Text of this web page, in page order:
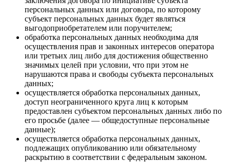
персональных данных или договора, по которому
субъект персональных данных будет являться
выгодоприобретателем или поручителем;
обработка персональных данных необходима для
осуществления прав и законных интересов оператора
или третьих лиц либо для достижения общественно
значимых целей при условии, что при этом не
нарушаются права и свободы субъекта персональных
данных;
осуществляется обработка персональных данных,
доступ неограниченного круга лиц к которым
предоставлен субъектом персональных данных либо по
его просьбе (далее — общедоступные персональные
данные);
осуществляется обработка персональных данных,
подлежащих опубликованию или обязательному
раскрытию в соответствии с федеральным законом.